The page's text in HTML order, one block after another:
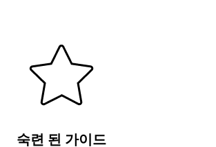
숙련 된 가이드